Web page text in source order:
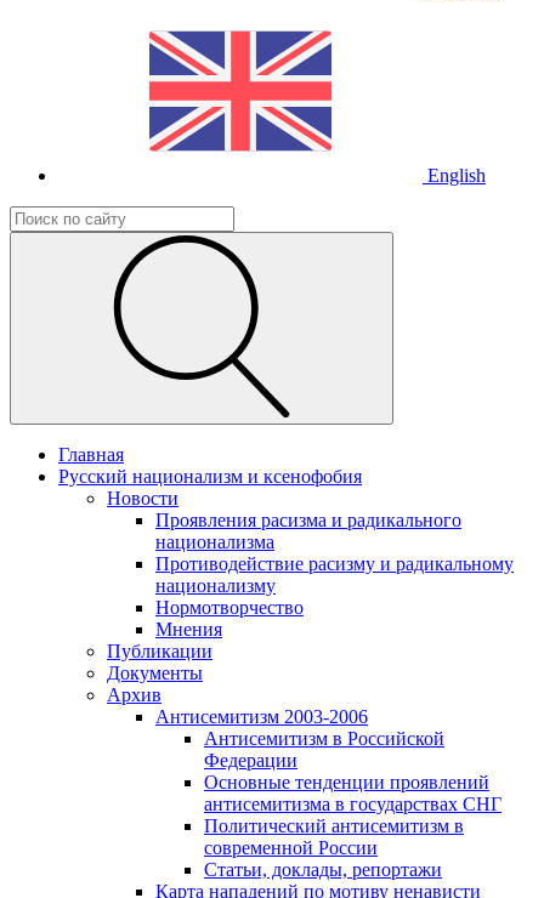
English
Главная
Русский национализм и ксенофобия
Новости
Проявления расизма и радикального
национализма
Противодействие расизму и радикальному
национализму
Нормотворчество
Мнения
Публикации
Документы
Архив
Антисемитизм 2003-2006
Антисемитизм в Российской
Федерации
Основные тенденции проявлений
антисемитизма в государствах СНГ
Политический антисемитизм в
современной России
Статьи, доклады, репортажи
Карта нападений по мотиву ненависти